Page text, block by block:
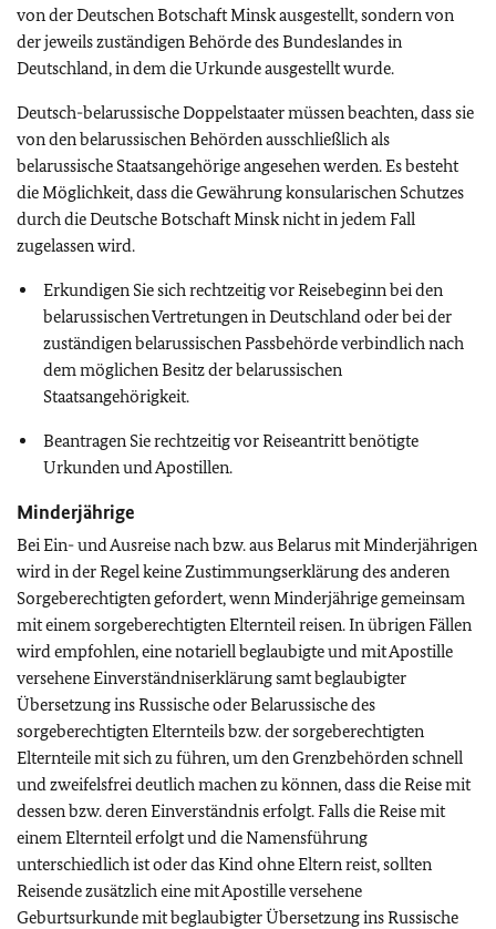
von der Deutschen Botschaft Minsk ausgestellt, sondern von
der jeweils zuständigen Behörde des Bundeslandes in
Deutschland, in dem die Urkunde ausgestellt wurde.
Deutsch-belarussische Doppelstaater müssen beachten, dass sie
von den belarussischen Behörden ausschließlich als
belarussische Staatsangehörige angesehen werden.Es besteht
die Möglichkeit, dass die Gewährung konsularischen Schutzes
durch die Deutsche Botschaft Minsk nicht in jedem Fall
zugelassen wird.
Erkundigen Sie sich rechtzeitig vor Reisebeginn bei den
belarussischen Vertretungen in Deutschland oder bei der
zuständigen belarussischen Passbehörde verbindlich nach
dem möglichen Besitz der belarussischen
Staatsangehörigkeit.
Beantragen Sie rechtzeitig vor Reiseantritt benötigte
Urkunden und Apostillen.
Minderjährige
Bei Ein- und Ausreise nach bzw. aus Belarus mit Minderjährigen
wird in der Regel keine Zustimmungserklärung des anderen
Sorgeberechtigten gefordert, wenn Minderjährige gemeinsam
mit einem sorgeberechtigten Elternteil reisen. In übrigen Fällen
wird empfohlen, eine notariell beglaubigte und mit Apostille
versehene Einverständniserklärung samt beglaubigter
Übersetzung ins Russische oder Belarussische des
sorgeberechtigten Elternteils bzw. der sorgeberechtigten
Elternteile mit sich zu führen, um den Grenzbehörden schnell
und zweifelsfrei deutlich machen zu können, dass die Reise mit
dessen bzw. deren Einverständnis erfolgt. Falls die Reise mit
einem Elternteil erfolgt und die Namensführung
unterschiedlich ist oder das Kind ohne Eltern reist, sollten
Reisende zusätzlich eine mit Apostille versehene
Geburtsurkunde mit beglaubigter Übersetzung ins Russische